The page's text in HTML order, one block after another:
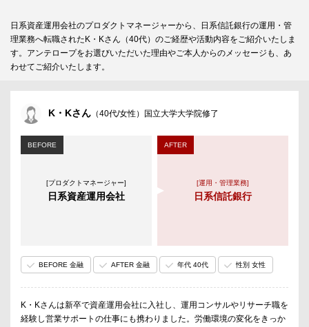
日系資産運用会社のプロダクトマネージャーから、日系信託銀行の運用・管
理業務へ転職されたK・Kさん（40代）のご経歴や活動内容をご紹介いたしま
す。アンテロープをお選びいただいた理由やご本人からのメッセージも、あ
わせてご紹介いたします。
K・Kさん （40代/女性）国立大学大学院修了
BEFORE
[プロダクトマネージャー]
日系資産運用会社
AFTER
[運用・管理業務]
日系信託銀行
BEFORE 金融 AFTER 金融 年代 40代 性別 女性
K・Kさんは新卒で資産運用会社に入社し、運用コンサルやリサーチ職を
経験し営業サポートの仕事にも携わりました。労働環境の変化をきっか